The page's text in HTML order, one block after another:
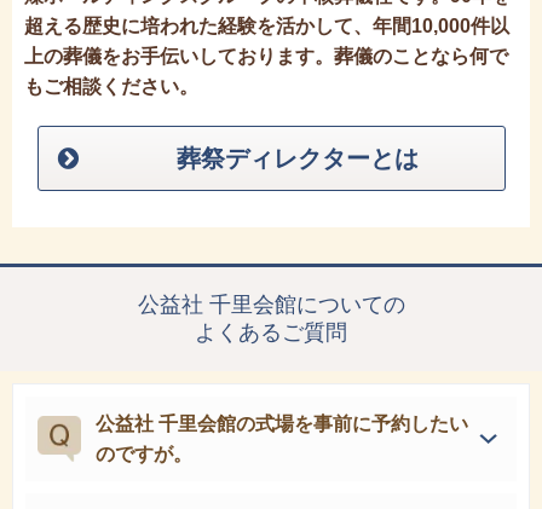
超える歴史に培われた経験を活かして、年間10,000件以
上の葬儀をお手伝いしております。葬儀のことなら何で
もご相談ください。
葬祭ディレクターとは
公益社 千里会館についての
よくあるご質問
公益社 千里会館の式場を事前に予約したい
のですが。